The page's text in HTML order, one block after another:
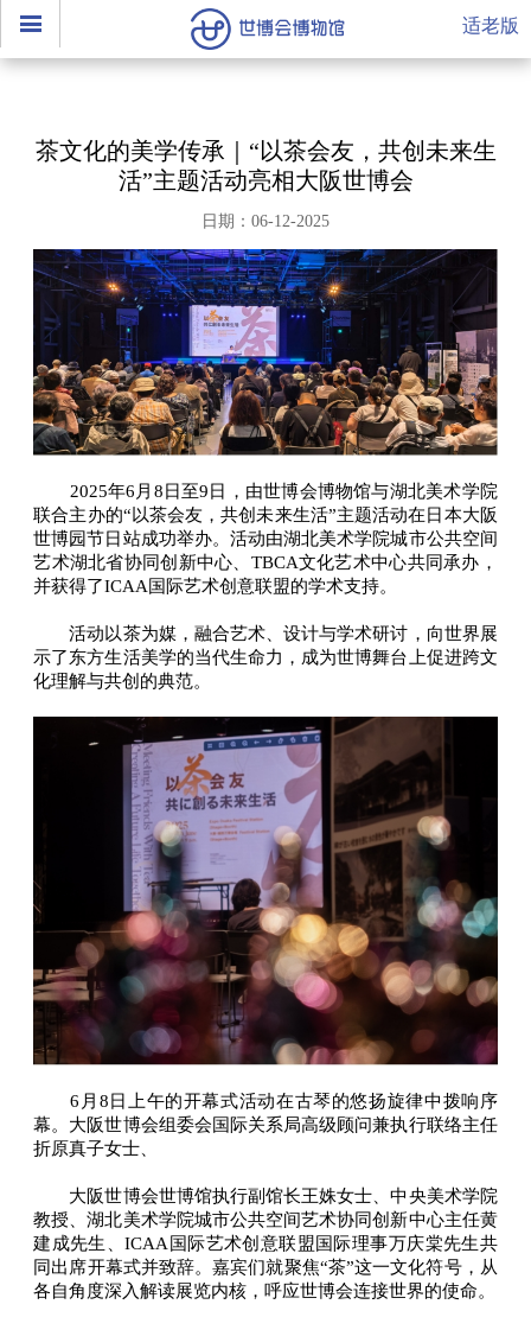
适老版
茶文化的美学传承｜“以茶会友，共创未来生
活”主题活动亮相大阪世博会
日期：06-12-2025
2025年6月8日至9日，由世博会博物馆与湖北美术学院
联合主办的“以茶会友，共创未来生活”主题活动在日本大阪
世博园节日站成功举办。活动由湖北美术学院城市公共空间
艺术湖北省协同创新中心、TBCA文化艺术中心共同承办，
并获得了ICAA国际艺术创意联盟的学术支持。
活动以茶为媒，融合艺术、设计与学术研讨，向世界展
示了东方生活美学的当代生命力，成为世博舞台上促进跨文
化理解与共创的典范。
6月8日上午的开幕式活动在古琴的悠扬旋律中拨响序
幕。大阪世博会组委会国际关系局高级顾问兼执行联络主任
折原真子女士、
大阪世博会世博馆执行副馆长王姝女士、中央美术学院
教授、湖北美术学院城市公共空间艺术协同创新中心主任黄
建成先生、ICAA国际艺术创意联盟国际理事万庆棠先生共
同出席开幕式并致辞。嘉宾们就聚焦“茶”这一文化符号，从
各自角度深入解读展览内核，呼应世博会连接世界的使命。